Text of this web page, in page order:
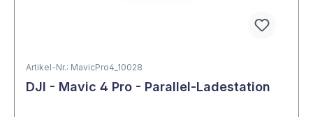
Artikel-Nr.: MavicPro4_10028
DJI - Mavic 4 Pro - Parallel-Ladestation